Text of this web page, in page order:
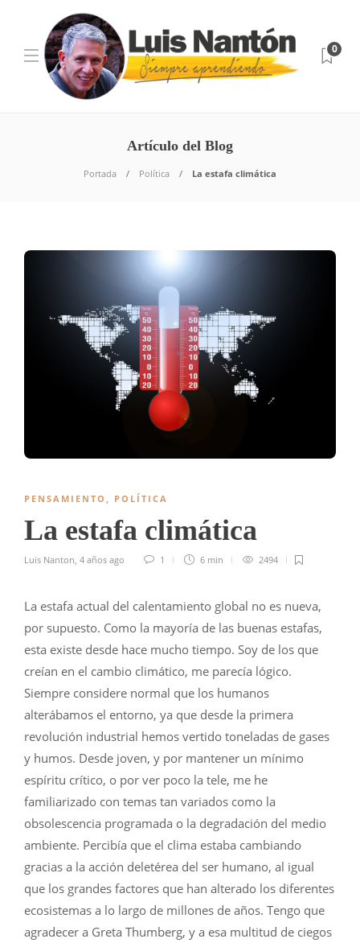
0
Artículo del Blog
Portada Política La estafa climática
PENSAMIENTO POLÍTICA
La estafa climática
Luis Nanton 4 años ago 1 6 min 2494
La estafa actual del calentamiento global no es nueva,
por supuesto. Como la mayoría de las buenas estafas,
esta existe desde hace mucho tiempo. Soy de los que
creían en el cambio climático, me parecía lógico.
Siempre considere normal que los humanos
alterábamos el entorno, ya que desde la primera
revolución industrial hemos vertido toneladas de gases
y humos. Desde joven, y por mantener un mínimo
espíritu crítico, o por ver poco la tele, me he
familiarizado con temas tan variados como la
obsolescencia programada o la degradación del medio
ambiente. Percibía que el clima estaba cambiando
gracias a la acción deletérea del ser humano, al igual
que los grandes factores que han alterado los diferentes
ecosistemas a lo largo de millones de años. Tengo que
agradecer a Greta Thumberg, y a esa multitud de ciegos